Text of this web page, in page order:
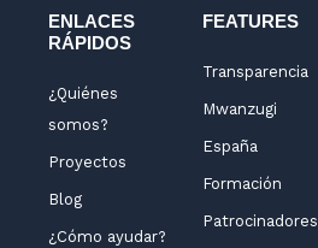
m
ENLACES
RÁPIDOS
¿Quiénes
somos?
Proyectos
Blog
¿Cómo ayudar?
FEATURES
Transparencia
Mwanzugi
España
Formación
Patrocinadores